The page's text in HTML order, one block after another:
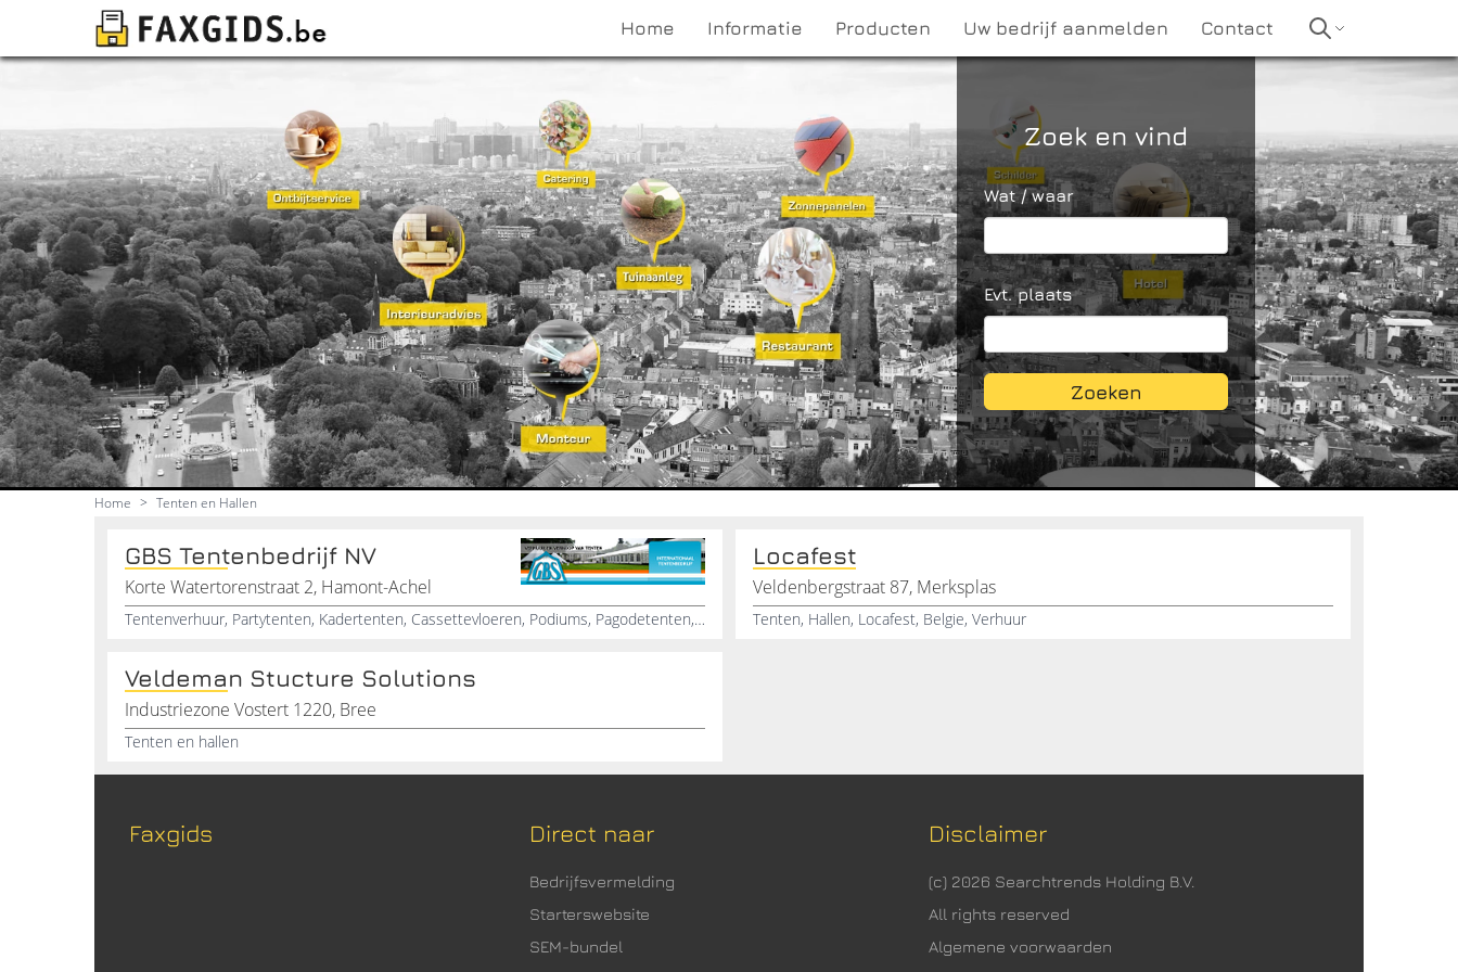
Home Informatie Producten Uw bedrijf aanmelden Contact
Zoek en vind
Wat / waar
Evt. plaats
Zoeken
Home > Tenten en Hallen
GBS Tentenbedrijf NV
Korte Watertorenstraat 2, Hamont-Achel
Tentenverhuur, Partytenten, Kadertenten, Cassettevloeren, Podiums, Pagodetenten, Spantenten
Locafest
Veldenbergstraat 87, Merksplas
Tenten, Hallen, Locafest, Belgie, Verhuur
Veldeman Stucture Solutions
Industriezone Vostert 1220, Bree
Tenten en hallen
Faxgids Direct naar
Bedrijfsvermelding
Starterswebsite
SEM-bundel
Disclaimer
(c) 2026 Searchtrends Holding B.V.
All rights reserved
Algemene voorwaarden